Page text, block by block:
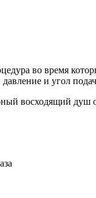
во время
и угол
восходящий душ